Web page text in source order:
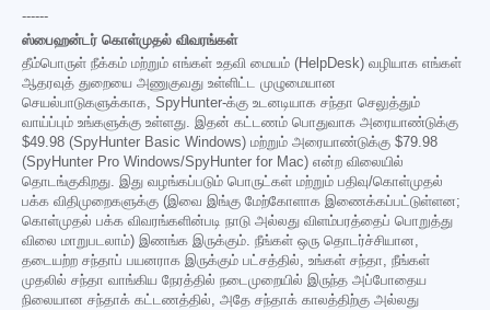
------
ஸ்பைஹன்டர் கொள்முதல் விவரங்கள்
தீம்பொருள் நீக்கம் மற்றும் எங்கள் உதவி மையம் (HelpDesk) வழியாக எங்கள்
ஆதரவுத் துறையை அணுகுவது உள்ளிட்ட முழுமையான
செயல்பாடுகளுக்காக, SpyHunter-க்கு உடனடியாக சந்தா செலுத்தும்
வாய்ப்பும் உங்களுக்கு உள்ளது. இதன் கட்டணம் பொதுவாக அரையாண்டுக்கு
$49.98 (SpyHunter Basic Windows) மற்றும் அரையாண்டுக்கு $79.98
(SpyHunter Pro Windows/SpyHunter for Mac) என்ற விலையில்
தொடங்குகிறது. இது வழங்கப்படும் பொருட்கள் மற்றும் பதிவு/கொள்முதல்
பக்க விதிமுறைகளுக்கு (இவை இங்கு மேற்கோளாக இணைக்கப்பட்டுள்ளன;
கொள்முதல் பக்க விவரங்களின்படி நாடு அல்லது விளம்பரத்தைப் பொறுத்து
விலை மாறுபடலாம்) இணங்க இருக்கும். நீங்கள் ஒரு தொடர்ச்சியான,
தடையற்ற சந்தாப் பயனராக இருக்கும் பட்சத்தில், உங்கள் சந்தா, நீங்கள்
முதலில் சந்தா வாங்கிய நேரத்தில் நடைமுறையில் இருந்த அப்போதைய
நிலையான சந்தாக் கட்டணத்தில், அதே சந்தாக் காலத்திற்கு அல்லது